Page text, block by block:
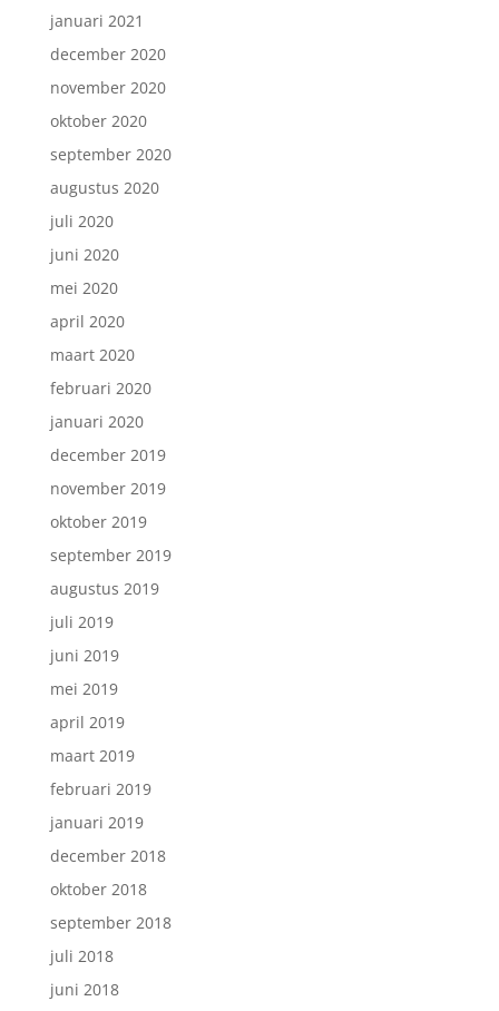
januari 2021
december 2020
november 2020
oktober 2020
september 2020
augustus 2020
juli 2020
juni 2020
mei 2020
april 2020
maart 2020
februari 2020
januari 2020
december 2019
november 2019
oktober 2019
september 2019
augustus 2019
juli 2019
juni 2019
mei 2019
april 2019
maart 2019
februari 2019
januari 2019
december 2018
oktober 2018
september 2018
juli 2018
juni 2018